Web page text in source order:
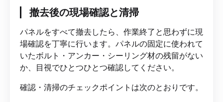
撤去後の現場確認と清掃
パネルをすべて撤去したら、作業終了と思わずに現
場確認を丁寧に行います。パネルの固定に使われて
いたボルト・アンカー・シーリング材の残留がない
か、目視でひとつひとつ確認してください。
確認・清掃のチェックポイントは次のとおりです。